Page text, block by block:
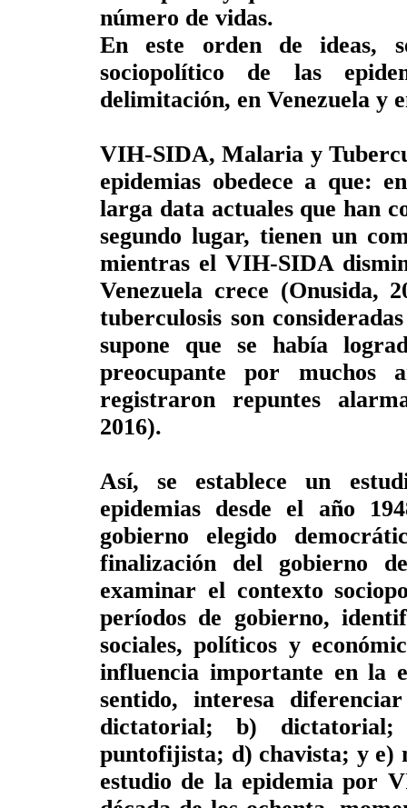
número de vidas.
En este orden de ideas,
sociopolítico de las
delimitación, en Venezuela y
VIH-SIDA, Malaria y
epidemias obedece a que:
larga data actuales que han
segundo lugar, tienen un
mientras el VIH-SIDA
Venezuela crece
tuberculosis son
supone que se había
preocupante por muchos
registraron repuntes
2016).
Así, se establece un
epidemias desde el año
gobierno elegido
finalización del gobierno
examinar el contexto
períodos de gobierno,
sociales, políticos y
influencia importante en la
sentido, interesa
dictatorial; b) dictatorial;
puntofijista; d) chavista; y e)
estudio de la epidemia por